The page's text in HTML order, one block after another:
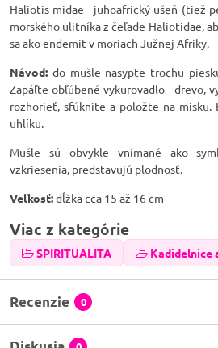
Haliotis midae - juhoafrický ušeň (tiež
morského ulitníka z čeľade Haliotidae,
sa ako endemit v moriach Južnej Afriky.
Návod: do mušle nasypte trochu
Zapáľte obľúbené vykurovadlo - drevo,
rozhorieť, sfúknite a položte na
uhlíku.
Mušle sú obvykle vnímané ako
vzkriesenia, predstavujú plodnosť.
Veľkosť:dĺžka cca 15 až 16 cm
Viac z kategórie
SPIRITUALITA Kadidelnice
Recenzie 0